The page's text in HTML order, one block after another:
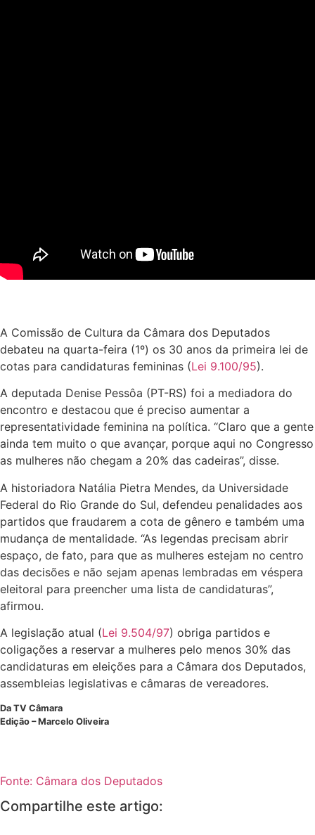
A Comissão de Cultura da Câmara dos Deputados
debateu na quarta-feira (1º) os 30 anos da primeira lei de
cotas para candidaturas femininas (Lei 9.100/95).
A deputada Denise Pessôa (PT-RS) foi a mediadora do
encontro e destacou que é preciso aumentar a
representatividade feminina na política. “Claro que a gente
ainda tem muito o que avançar, porque aqui no Congresso
as mulheres não chegam a 20% das cadeiras”, disse.
A historiadora Natália Pietra Mendes, da Universidade
Federal do Rio Grande do Sul, defendeu penalidades aos
partidos que fraudarem a cota de gênero e também uma
mudança de mentalidade. “As legendas precisam abrir
espaço, de fato, para que as mulheres estejam no centro
das decisões e não sejam apenas lembradas em véspera
eleitoral para preencher uma lista de candidaturas”,
afirmou.
A legislação atual (Lei 9.504/97) obriga partidos e
coligações a reservar a mulheres pelo menos 30% das
candidaturas em eleições para a Câmara dos Deputados,
assembleias legislativas e câmaras de vereadores.
Da TV Câmara
Edição – Marcelo Oliveira
Fonte: Câmara dos Deputados
Compartilhe este artigo: